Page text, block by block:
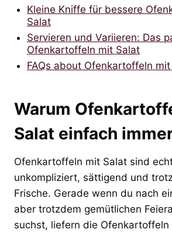
Kleine Kniffe für bessere
Salat
Servieren und Variieren: Das
Ofenkartoffeln mit Salat
FAQs about Ofenkartoffeln
Warum
Salat einfach immer
Ofenkartoffeln mit Salat sind
unkompliziert, sättigend und
Frische. Gerade wenn du nach
aber trotzdem gemütlichen
suchst, liefern die Ofenkartoffeln